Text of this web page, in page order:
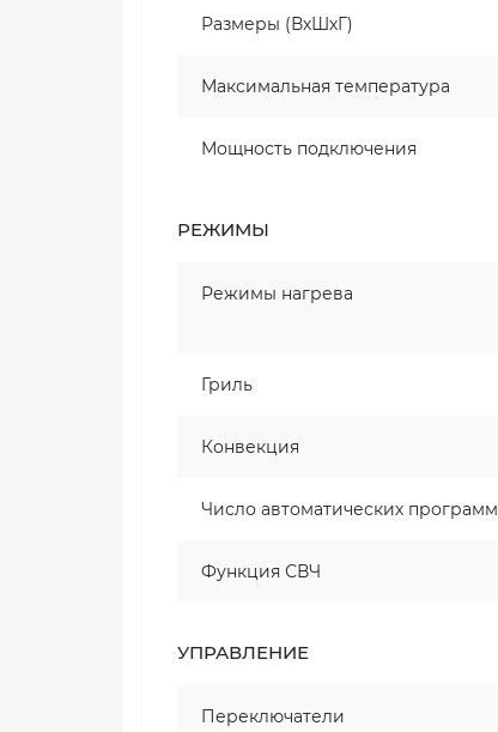
Размеры (ВхШхГ)
Максимальная температура
Мощность подключения
РЕЖИМЫ
Режимы нагрева
Гриль
Конвекция
Число автоматических программ
Функция СВЧ
УПРАВЛЕНИЕ
Переключатели